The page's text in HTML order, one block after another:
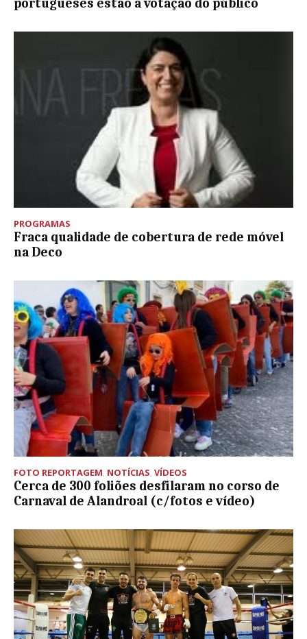
portugueses estão a votação do público
PROGRAMAS
Fraca qualidade de cobertura de rede móvel
na Deco
FOTO REPORTAGEM, NOTÍCIAS, VÍDEOS
Cerca de 300 foliões desfilaram no corso de
Carnaval de Alandroal (c/fotos e vídeo)